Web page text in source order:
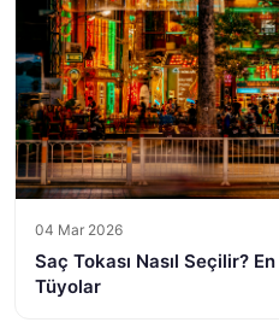
04 Mar 2026
Saç Tokası Nasıl Seçilir?
Tüyolar